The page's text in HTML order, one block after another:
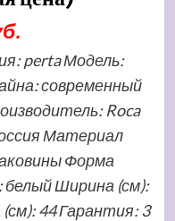
perta Модель:
современный
Roca
Материал
Форма
Ширина (см):
44 Гарантия: 3